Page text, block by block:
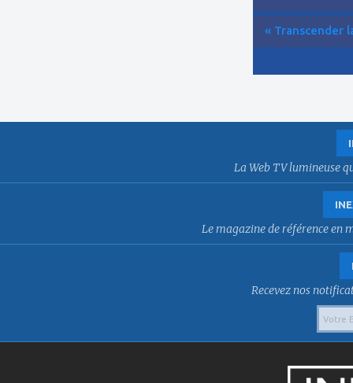
« Transcender
La Web TV lumineuse
Le magazine de référence en
Recevez nos